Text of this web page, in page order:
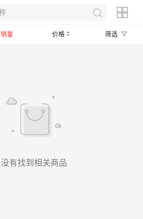
销量 价格 筛选
没有找到相关商品